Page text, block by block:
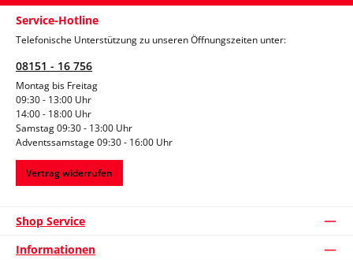
Service-Hotline
Telefonische Unterstützung zu unseren Öffnungszeiten unter:
08151 - 16 756
Montag bis Freitag
09:30 - 13:00 Uhr
14:00 - 18:00 Uhr
Samstag 09:30 - 13:00 Uhr
Adventssamstage 09:30 - 16:00 Uhr
Vertrag widerrufen
Shop Service
Informationen